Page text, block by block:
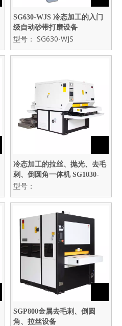
SG630-WJS 冷态加工的入门
级自动砂带打磨设备
型号： SG630-WJS
冷态加工的拉丝、抛光、去毛
刺、倒圆角一体机 SG1030-
WJS+DB
型号：
SGP800金属去毛刺、倒圆
角、拉丝设备